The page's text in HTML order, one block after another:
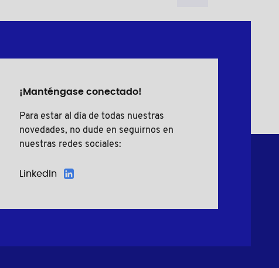
¡Manténgase conectado!
Para estar al día de todas nuestras
novedades, no dude en seguirnos en
nuestras redes sociales:
LinkedIn